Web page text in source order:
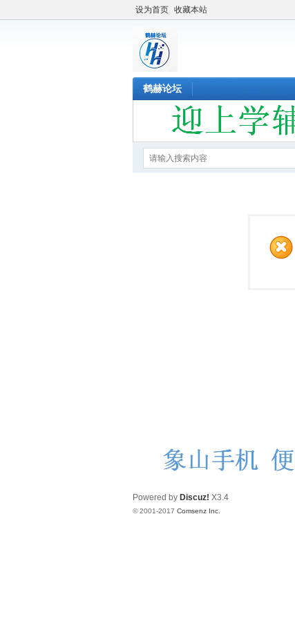
设为首页 收藏本站
鹤赫论坛
Powered by Discuz! X3.4
© 2001-2017 Comsenz Inc.